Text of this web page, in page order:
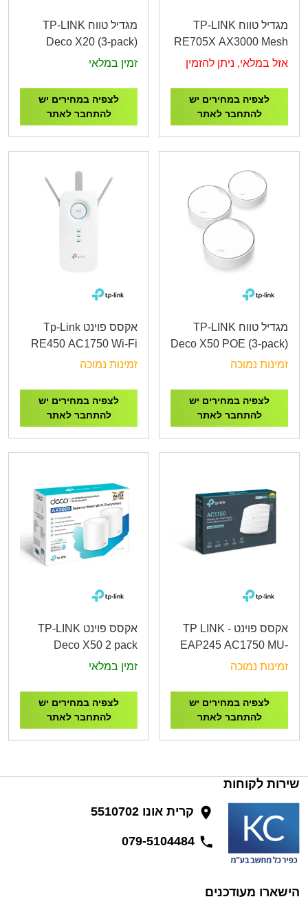
מגדיל טווח TP-LINK
RE705X AX3000 Mesh
WiFi 6 Extender
אזל במלאי, ניתן להזמין
לצפיה במחירים יש
להתחבר לאתר
מגדיל טווח TP-LINK
Deco X20 (3-pack)
AX1800 Whole Home
זמין במלאי
לצפיה במחירים יש
להתחבר לאתר
מגדיל טווח TP-LINK
Deco X50 POE (3-pack)
AX3000 Whole Home
with PoE
זמינות נמוכה
לצפיה במחירים יש
להתחבר לאתר
אקסס פוינט Tp-Link
RE450 AC1750 Wi-Fi
Range Extender
זמינות נמוכה
לצפיה במחירים יש
להתחבר לאתר
אקסס פוינט - TP LINK
EAP245 AC1750 MU-
MIMO
זמינות נמוכה
לצפיה במחירים יש
להתחבר לאתר
אקסס פוינט TP-LINK
Deco X50 2 pack
AX3000 Whole Home
זמין במלאי
לצפיה במחירים יש
להתחבר לאתר
שירות לקוחות
קרית אונו 5510702
הישארו מעודכנים